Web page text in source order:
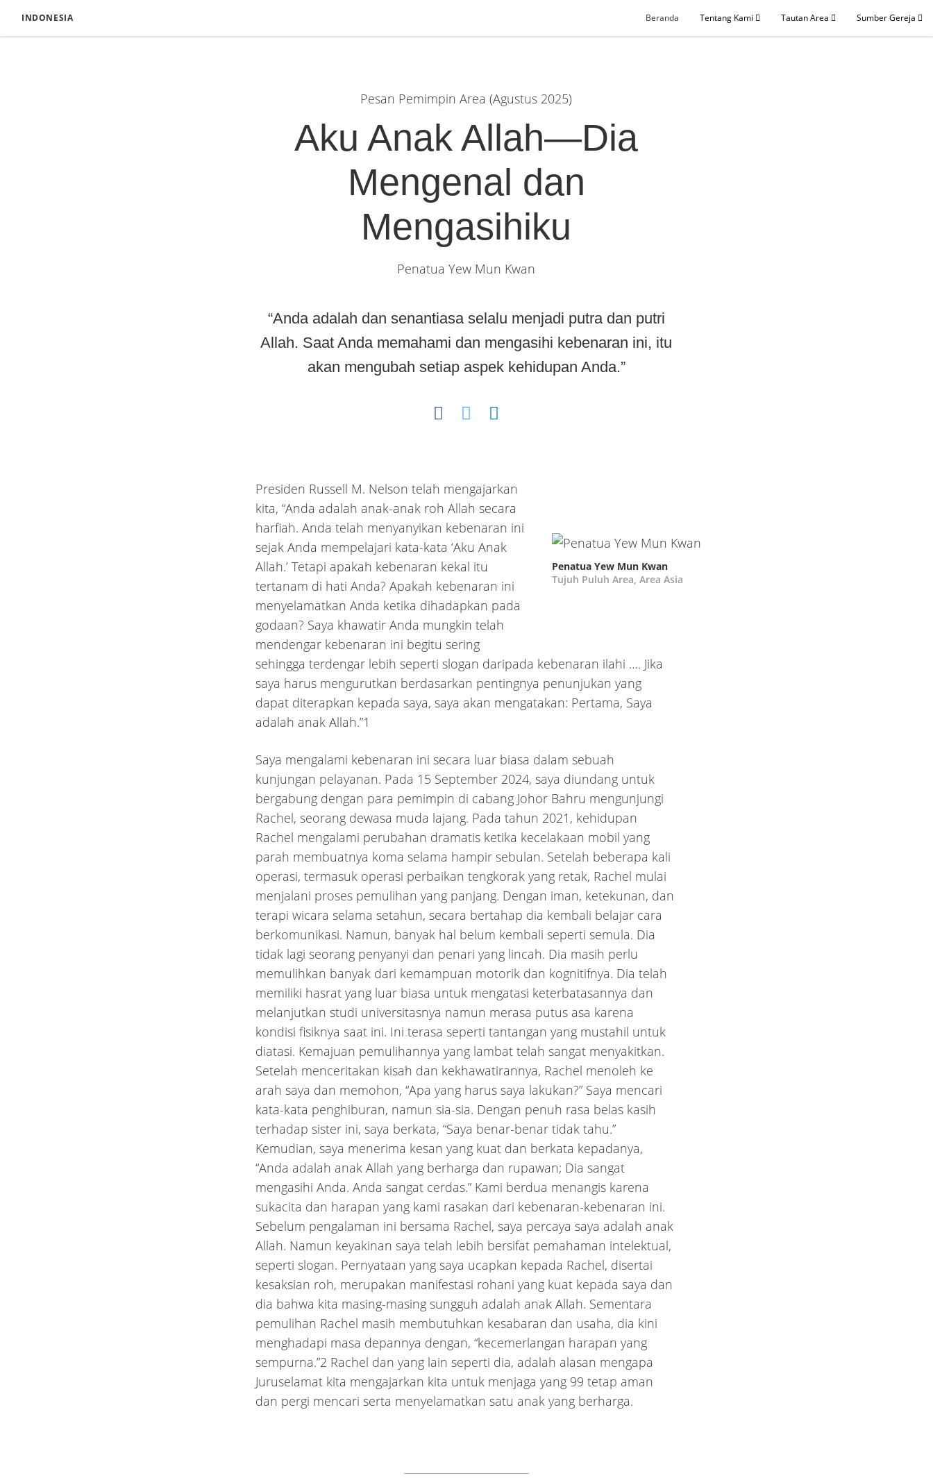
INDONESIA Beranda Tentang Kami Tautan Area Sumber Gereja
Pesan Pemimpin Area (Agustus 2025)
Aku Anak Allah—Dia
Mengenal dan
Mengasihiku
Penatua Yew Mun Kwan
“Anda adalah dan senantiasa selalu menjadi putra dan putri
Allah. Saat Anda memahami dan mengasihi kebenaran ini, itu
akan mengubah setiap aspek kehidupan Anda.”
Penatua Yew Mun Kwan
Tujuh Puluh Area, Area Asia
Presiden Russell M. Nelson telah mengajarkan
kita, “Anda adalah anak-anak roh Allah secara
harfiah. Anda telah menyanyikan kebenaran ini
sejak Anda mempelajari kata-kata ‘Aku Anak
Allah.’ Tetapi apakah kebenaran kekal itu
tertanam di hati Anda? Apakah kebenaran ini
menyelamatkan Anda ketika dihadapkan pada
godaan? Saya khawatir Anda mungkin telah
mendengar kebenaran ini begitu sering
sehingga terdengar lebih seperti slogan daripada kebenaran ilahi …. Jika
saya harus mengurutkan berdasarkan pentingnya penunjukan yang
dapat diterapkan kepada saya, saya akan mengatakan: Pertama, Saya
adalah anak Allah.”1
Saya mengalami kebenaran ini secara luar biasa dalam sebuah
kunjungan pelayanan. Pada 15 September 2024, saya diundang untuk
bergabung dengan para pemimpin di cabang Johor Bahru mengunjungi
Rachel, seorang dewasa muda lajang. Pada tahun 2021, kehidupan
Rachel mengalami perubahan dramatis ketika kecelakaan mobil yang
parah membuatnya koma selama hampir sebulan. Setelah beberapa kali
operasi, termasuk operasi perbaikan tengkorak yang retak, Rachel mulai
menjalani proses pemulihan yang panjang. Dengan iman, ketekunan, dan
terapi wicara selama setahun, secara bertahap dia kembali belajar cara
berkomunikasi. Namun, banyak hal belum kembali seperti semula. Dia
tidak lagi seorang penyanyi dan penari yang lincah. Dia masih perlu
memulihkan banyak dari kemampuan motorik dan kognitifnya. Dia telah
memiliki hasrat yang luar biasa untuk mengatasi keterbatasannya dan
melanjutkan studi universitasnya namun merasa putus asa karena
kondisi fisiknya saat ini. Ini terasa seperti tantangan yang mustahil untuk
diatasi. Kemajuan pemulihannya yang lambat telah sangat menyakitkan.
Setelah menceritakan kisah dan kekhawatirannya, Rachel menoleh ke
arah saya dan memohon, “Apa yang harus saya lakukan?” Saya mencari
kata-kata penghiburan, namun sia-sia. Dengan penuh rasa belas kasih
terhadap sister ini, saya berkata, “Saya benar-benar tidak tahu.”
Kemudian, saya menerima kesan yang kuat dan berkata kepadanya,
“Anda adalah anak Allah yang berharga dan rupawan; Dia sangat
mengasihi Anda. Anda sangat cerdas.” Kami berdua menangis karena
sukacita dan harapan yang kami rasakan dari kebenaran-kebenaran ini.
Sebelum pengalaman ini bersama Rachel, saya percaya saya adalah anak
Allah. Namun keyakinan saya telah lebih bersifat pemahaman intelektual,
seperti slogan. Pernyataan yang saya ucapkan kepada Rachel, disertai
kesaksian roh, merupakan manifestasi rohani yang kuat kepada saya dan
dia bahwa kita masing-masing sungguh adalah anak Allah. Sementara
pemulihan Rachel masih membutuhkan kesabaran dan usaha, dia kini
menghadapi masa depannya dengan, “kecemerlangan harapan yang
sempurna.”2 Rachel dan yang lain seperti dia, adalah alasan mengapa
Juruselamat kita mengajarkan kita untuk menjaga yang 99 tetap aman
dan pergi mencari serta menyelamatkan satu anak yang berharga.